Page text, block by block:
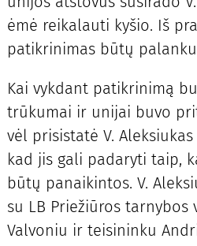
ėmė reikalauti kyšio. Iš
patikrinimas būtų
Kai vykdant patikrinimą
trūkumai ir unijai buvo
vėl prisistatė V.
kad jis gali padaryti taip,
būtų panaikintos. V.
su LB Priežiūros tarnybos
Valvoniu ir teisininku